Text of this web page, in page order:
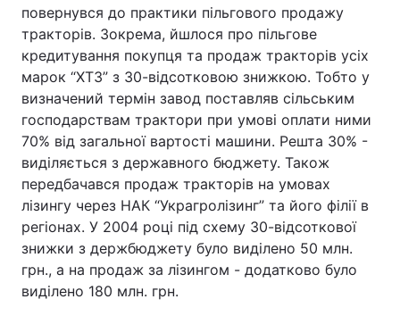
повернувся до практики пільгового продажу
тракторів. Зокрема, йшлося про пільгове
кредитування покупця та продаж тракторів усіх
марок “ХТЗ” з 30-відсотковою знижкою. Тобто у
визначений термін завод поставляв сільським
господарствам трактори при умові оплати ними
70% від загальної вартості машини. Решта 30% -
виділяється з державного бюджету. Також
передбачався продаж тракторів на умовах
лізингу через НАК “Украгролізинг” та його філії в
регіонах. У 2004 році під схему 30-відсоткової
знижки з держбюджету було виділено 50 млн.
грн., а на продаж за лізингом - додатково було
виділено 180 млн. грн.